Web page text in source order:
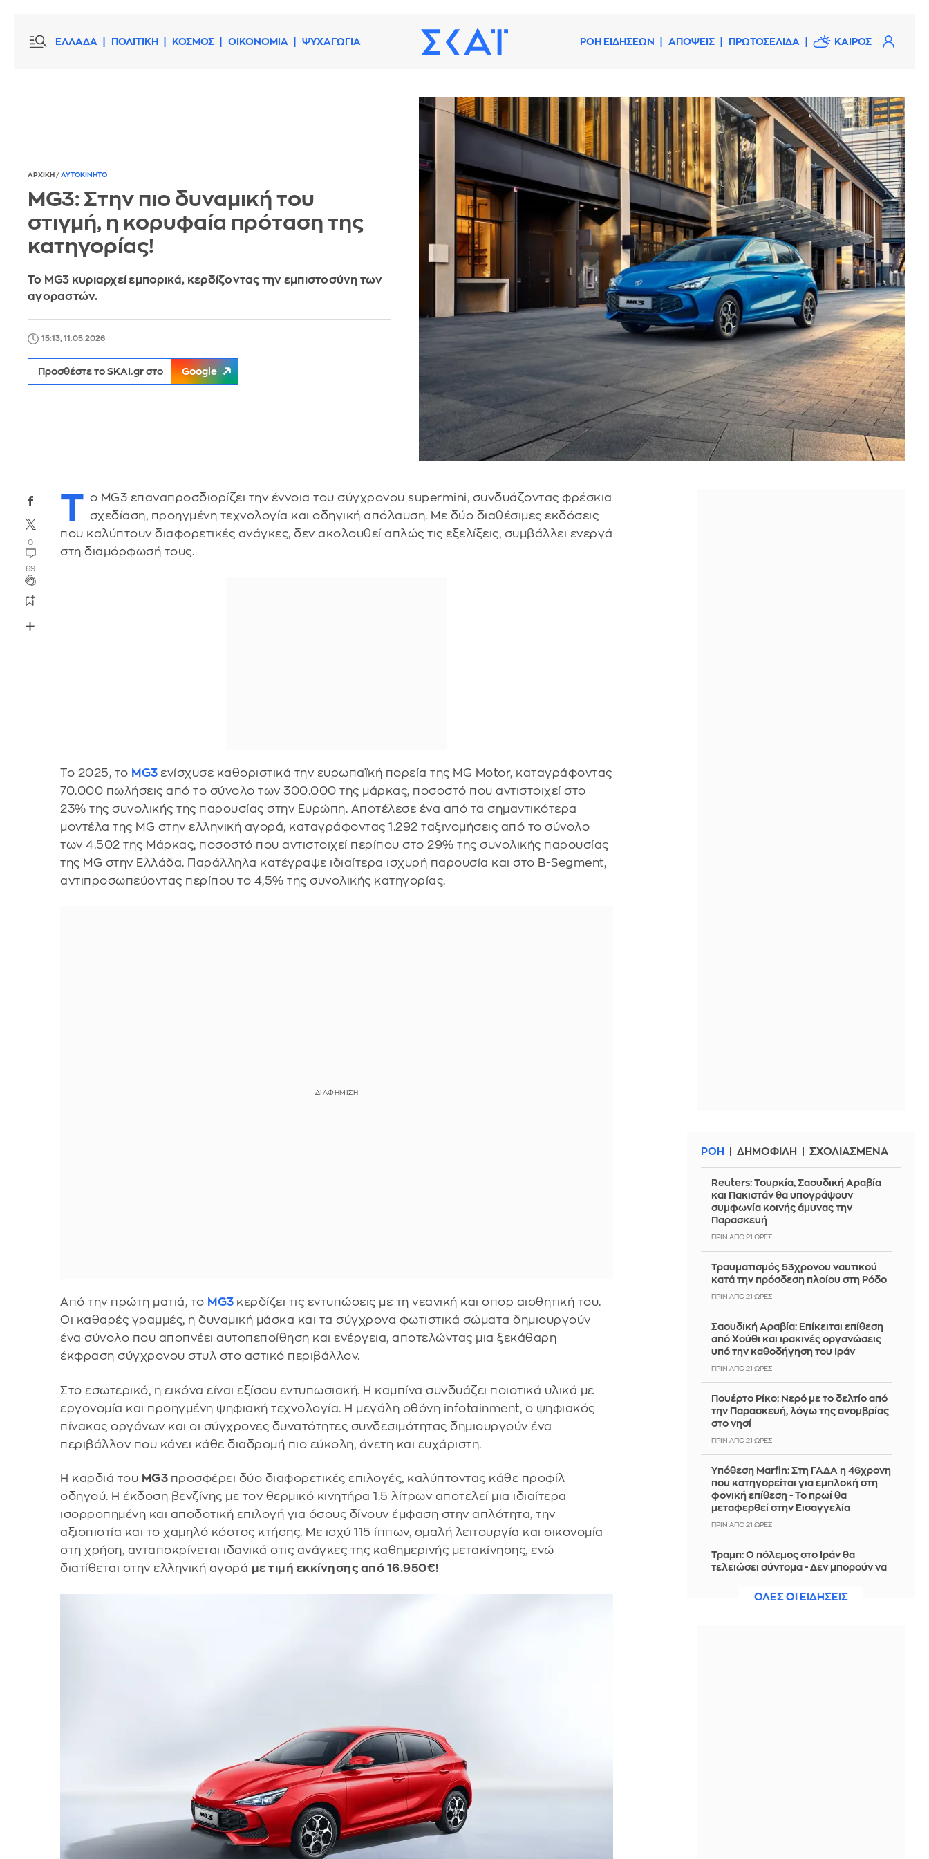
ΕΛΛΑΔΑ ΠΟΛΙΤΙΚΗ ΚΟΣΜΟΣ ΟΙΚΟΝΟΜΙΑ ΨΥΧΑΓΩΓΙΑ ΡΟΗ ΕΙΔΗΣΕΩΝ ΑΠΟΨΕΙΣ ΠΡΩΤΟΣΕΛΙΔΑ ΚΑΙΡΟΣ
ΑΡΧΙΚΗ / ΑΥΤΟΚΙΝΗΤΟ
MG3: Στην πιο δυναμική του
στιγμή, η κορυφαία πρόταση της
κατηγορίας!
Το MG3 κυριαρχεί εμπορικά, κερδίζοντας την εμπιστοσύνη των
αγοραστών.
15:13, 11.05.2026
Προσθέστε το SKAI.gr στο Google
0
69
Τ ο MG3 επαναπροσδιορίζει την έννοια του σύγχρονου supermini, συνδυάζοντας φρέσκια
σχεδίαση, προηγμένη τεχνολογία και οδηγική απόλαυση. Με δύο διαθέσιμες εκδόσεις
που καλύπτουν διαφορετικές ανάγκες, δεν ακολουθεί απλώς τις εξελίξεις, συμβάλλει ενεργά
στη διαμόρφωσή τους.
Το 2025, το MG3ενίσχυσε καθοριστικά την ευρωπαϊκή πορεία της MG Motor, καταγράφοντας
70.000 πωλήσεις από το σύνολο των 300.000 της μάρκας, ποσοστό που αντιστοιχεί στο
23% της συνολικής της παρουσίας στην Ευρώπη. Αποτέλεσε ένα από τα σημαντικότερα
μοντέλα της MG στην ελληνική αγορά, καταγράφοντας 1.292 ταξινομήσεις από το σύνολο
των 4.502 της Μάρκας, ποσοστό που αντιστοιχεί περίπου στο 29% της συνολικής παρουσίας
της MG στην Ελλάδα. Παράλληλα κατέγραψε ιδιαίτερα ισχυρή παρουσία και στο B-Segment,
αντιπροσωπεύοντας περίπου το 4,5% της συνολικής κατηγορίας.
Από την πρώτη ματιά, το MG3 κερδίζει τις εντυπώσεις με τη νεανική και σπορ αισθητική του.
Οι καθαρές γραμμές, η δυναμική μάσκα και τα σύγχρονα φωτιστικά σώματα δημιουργούν
ένα σύνολο που αποπνέει αυτοπεποίθηση και ενέργεια, αποτελώντας μια ξεκάθαρη
έκφραση σύγχρονου στυλ στο αστικό περιβάλλον.
Στο εσωτερικό, η εικόνα είναι εξίσου εντυπωσιακή. Η καμπίνα συνδυάζει ποιοτικά υλικά με
εργονομία και προηγμένη ψηφιακή τεχνολογία. Η μεγάλη οθόνη infotainment, ο ψηφιακός
πίνακας οργάνων και οι σύγχρονες δυνατότητες συνδεσιμότητας δημιουργούν ένα
περιβάλλον που κάνει κάθε διαδρομή πιο εύκολη, άνετη και ευχάριστη.
Η καρδιά του MG3 προσφέρει δύο διαφορετικές επιλογές, καλύπτοντας κάθε προφίλ
οδηγού. Η έκδοση βενζίνης με τον θερμικό κινητήρα 1.5 λίτρων αποτελεί μια ιδιαίτερα
ισορροπημένη και αποδοτική επιλογή για όσους δίνουν έμφαση στην απλότητα, την
αξιοπιστία και το χαμηλό κόστος κτήσης. Με ισχύ 115 ίππων, ομαλή λειτουργία και οικονομία
στη χρήση, ανταποκρίνεται ιδανικά στις ανάγκες της καθημερινής μετακίνησης, ενώ
διατίθεται στην ελληνική αγορά με τιμή εκκίνησης από 16.950€!
ΡΟΗ ΔΗΜΟΦΙΛΗ ΣΧΟΛΙΑΣΜΕΝΑ
Reuters: Τουρκία, Σαουδική Αραβία
και Πακιστάν θα υπογράψουν
συμφωνία κοινής άμυνας την
Παρασκευή
ΠΡΙΝ ΑΠΌ 21 ΏΡΕΣ
Τραυματισμός 53χρονου ναυτικού
κατά την πρόσδεση πλοίου στη Ρόδο
ΠΡΙΝ ΑΠΌ 21 ΏΡΕΣ
Σαουδική Αραβία: Επίκειται επίθεση
από Χούθι και ιρακινές οργανώσεις
υπό την καθοδήγηση του Ιράν
ΠΡΙΝ ΑΠΌ 21 ΏΡΕΣ
Πουέρτο Ρίκο: Νερό με το δελτίο από
την Παρασκευή, λόγω της ανομβρίας
στο νησί
ΠΡΙΝ ΑΠΌ 21 ΏΡΕΣ
Υπόθεση Marfin: Στη ΓΑΔΑ η 46χρονη
που κατηγορείται για εμπλοκή στη
φονική επίθεση - Το πρωί θα
μεταφερθεί στην Εισαγγελία
ΠΡΙΝ ΑΠΌ 21 ΏΡΕΣ
Τραμπ: Ο πόλεμος στο Ιράν θα
τελειώσει σύντομα - Δεν μπορούν να
ΠΡΙΝ ΑΠΌ 21 ΏΡΕΣΟΛΕΣ ΟΙ ΕΙΔΗΣΕΙΣ